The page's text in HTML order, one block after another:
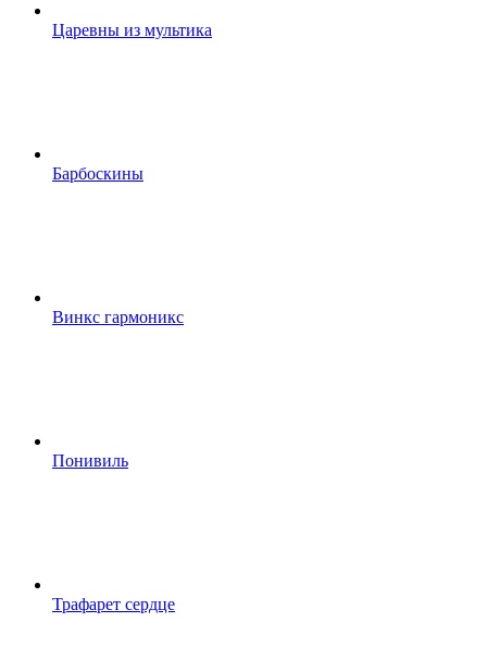
Царевны из мультика
Барбоскины
Винкс гармоникс
Понивиль
Трафарет сердце